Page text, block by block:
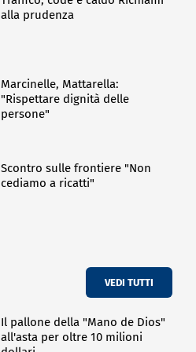
alla prudenza
Marcinelle, Mattarella:
"Rispettare dignità delle
persone"
Scontro sulle frontiere "Non
cediamo a ricatti"
VEDI TUTTI
Il pallone della "Mano de Dios"
all'asta per oltre 10 milioni